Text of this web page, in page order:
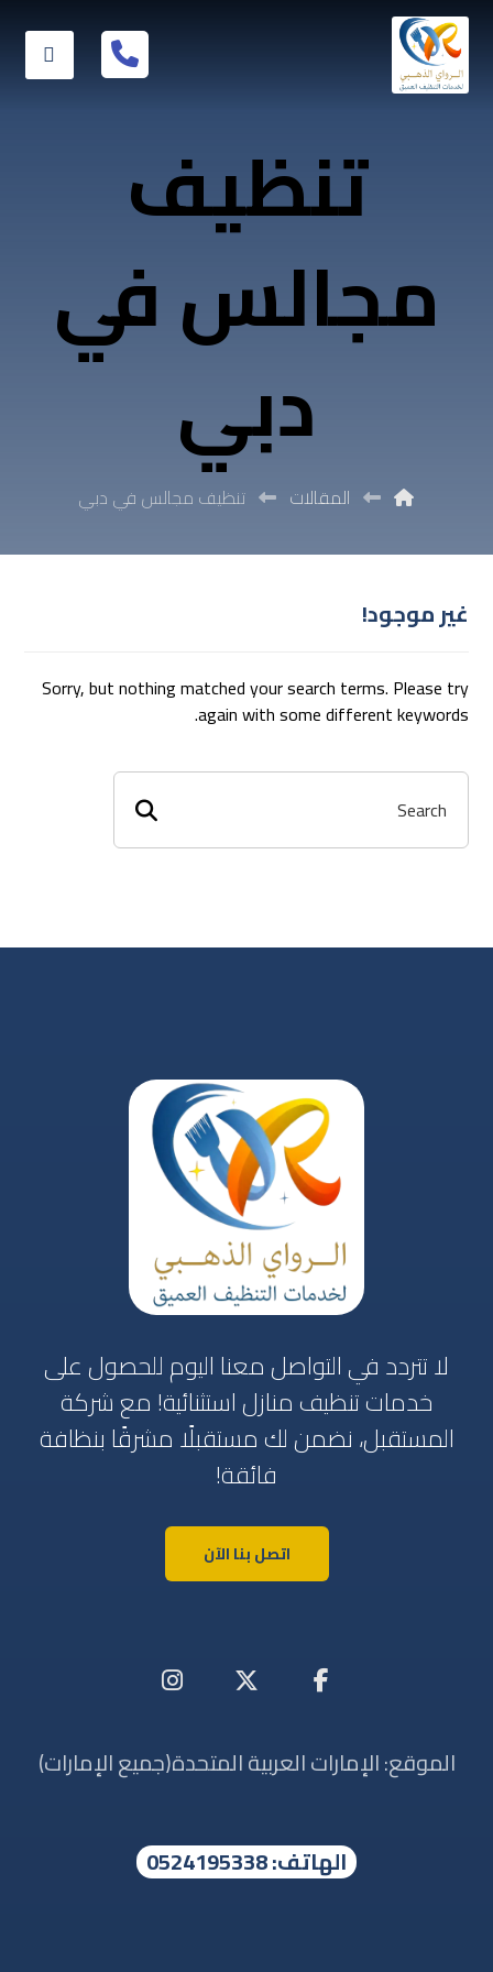
تنظيف
مجالس في
دبي
المقالات تنظيف مجالس في دبي
غير موجود!
Sorry, but nothing matched your search terms. Please try
again with some different keywords.
لا تتردد في التواصل معنا اليوم للحصول على
خدمات تنظيف منازل استثنائية! مع شركة
المستقبل، نضمن لك مستقبلًا مشرقًا بنظافة
فائقة!
اتصل بنا الآن
الموقع: الإمارات العربية المتحدة(جميع الإمارات)
الهاتف: 0524195338